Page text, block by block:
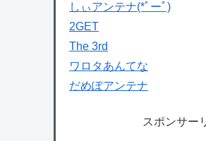
しぃアンテナ(*ﾟーﾟ)
2GET
The 3rd
ワロタあんてな
だめぽアンテナ
スポンサー